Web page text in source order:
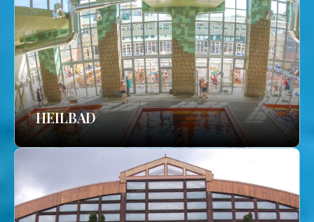
HEILBAD